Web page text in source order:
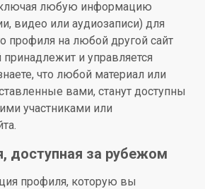
любую информацию
видео или аудиозаписи) для
профиля на любой другой сайт
и управляется
что любой материал или
вами, станут доступны
участниками или
доступная за рубежом
профиля, которую вы